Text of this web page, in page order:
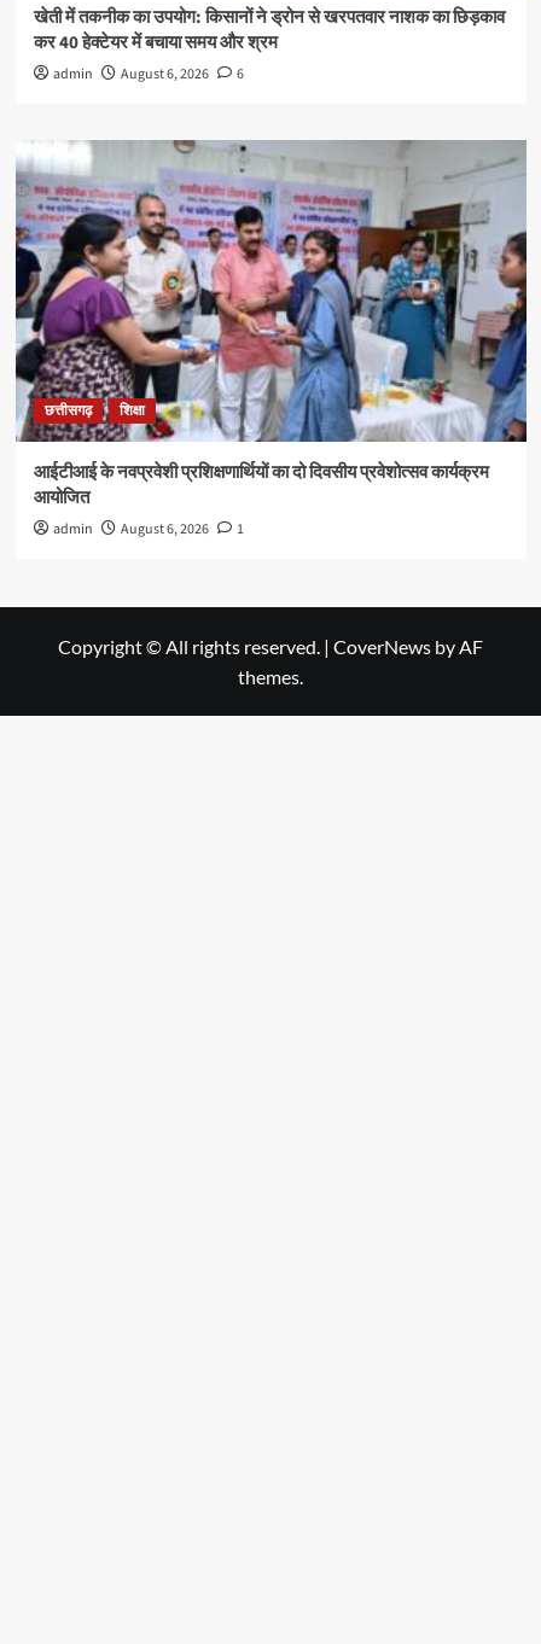
खेती में तकनीक का उपयोग: किसानों ने ड्रोन से खरपतवार नाशक का छिड़काव
कर 40 हेक्टेयर में बचाया समय और श्रम
admin August 6, 2026 6
छत्तीसगढ़ शिक्षा
आईटीआई के नवप्रवेशी प्रशिक्षणार्थियों का दो दिवसीय प्रवेशोत्सव कार्यक्रम
आयोजित
admin August 6, 2026 1
Copyright © All rights reserved. | CoverNews by AF
themes.